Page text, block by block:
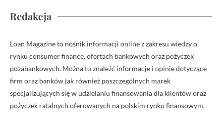
Redakcja
Loan Magazine to nośnik informacji online z zakresu wiedzy o
rynku consumer finance, ofertach bankowych oraz pożyczek
pozabankowych. Można tu znaleźć informacje i opinie dotyczące
firm oraz banków jak również poszczególnych marek
specjalizujących się w udzielaniu finansowania dla klientów oraz
pożyczek ratalnych oferowanych na polskim rynku finansowym.